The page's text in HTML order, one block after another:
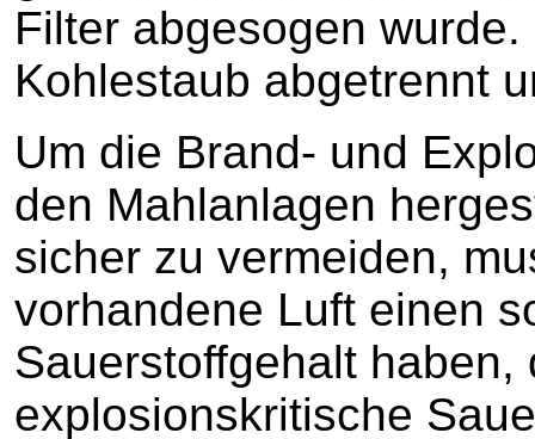
Filter abgesogen
Kohlestaub abgetrennt
Um die Brand- und
den Mahlanlagen
sicher zu vermeiden,
vorhandene Luft einen
Sauerstoffgehalt haben,
explosionskritische